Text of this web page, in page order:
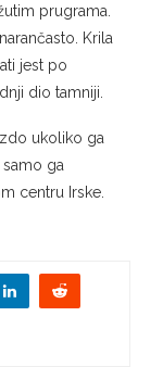
prugrama.
Krila
jest po
dio tamniji.
ukoliko ga
ga
centru Irske.